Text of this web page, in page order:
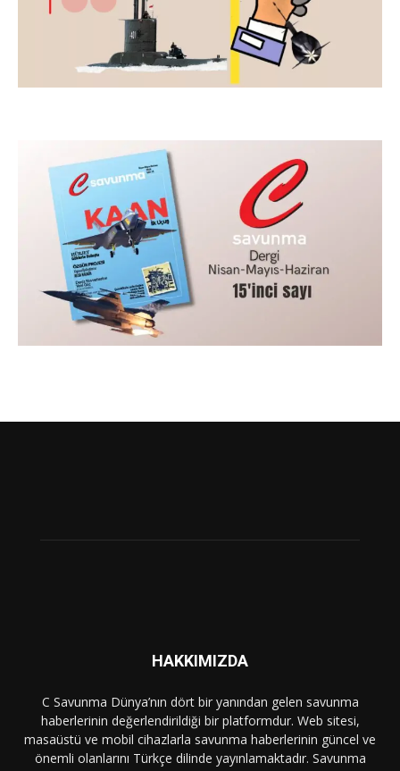
HAKKIMIZDA
C Savunma Dünya’nın dört bir yanından gelen savunma
haberlerinin değerlendirildiği bir platformdur. Web sitesi,
masaüstü ve mobil cihazlarla savunma haberlerinin güncel ve
önemli olanlarını Türkçe dilinde yayınlamaktadır. Savunma